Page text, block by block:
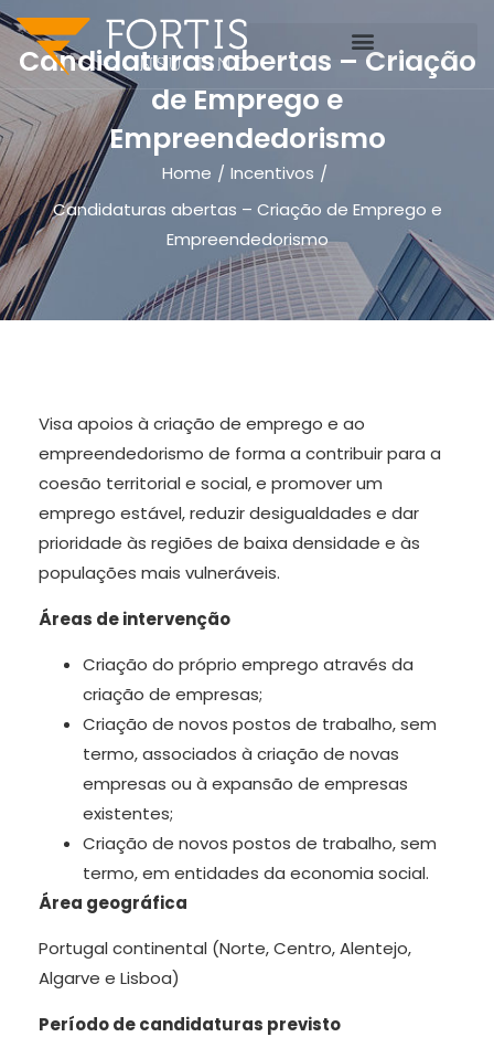
Candidaturas abertas – Criação
de Emprego e
Empreendedorismo
Home / Incentivos /
Candidaturas abertas – Criação de Emprego e
Empreendedorismo
Visa apoios à criação de emprego e ao
empreendedorismo de forma a contribuir para a
coesão territorial e social, e promover um
emprego estável, reduzir desigualdades e dar
prioridade às regiões de baixa densidade e às
populações mais vulneráveis.
Áreas de intervenção
Criação do próprio emprego através da
criação de empresas;
Criação de novos postos de trabalho, sem
termo, associados à criação de novas
empresas ou à expansão de empresas
existentes;
Criação de novos postos de trabalho, sem
termo, em entidades da economia social.
Área geográfica
Portugal continental (Norte, Centro, Alentejo,
Algarve e Lisboa)
Período de candidaturas previsto